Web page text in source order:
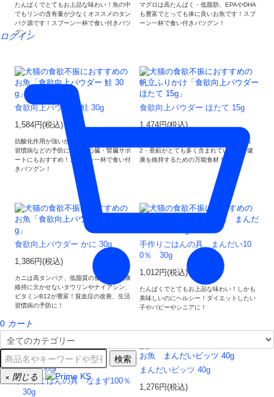
ログイン
0 カート
検索
× 閉じる
たんぱくでとてもお上品な味わい！魚の中
でもリンの含有量が少なくオススメのタン
パク源です！スプーン一杯で食い付きバツ
グン！
マグロは高たんぱく・低脂肪、EPAやDHA
も豊富でとっても体に良いお魚です！スプ
ーン一杯で食い付きバツグン！
食欲向上パウダー 鮭 30g
1,584円(税込)
抗酸化作用が強いから、老化・がん・生活
習慣病などの予防に最適！心臓・腎臓サポ
ートにもおすすめ！スプーン一杯で食い付
きバツグン！
食欲向上パウダー ほたて 15g
1,474円(税込)
北海道のホタテはタウリン・ビタミンB1
2・亜鉛がとても多く含まれています。健
康を維持するための万能食材！
食欲向上パウダー かに 30g
1,386円(税込)
カニは高タンパク、低脂質の食材で、健康
維持に欠かせないタウリンやナイアシン、
ビタミンB12が豊富！貧血症の改善、生活
習慣病の予防に！
手作りごはんの具 まんだい10
0％ 30g
1,012円(税込)
たんぱくでとてもお上品な味わい！しかも
美味しいのにヘルシー！ダイエットしたい
子やパピーやシニアに！
手作りごはんの具 なまず100％
30g
まんだいビッツ 40g
1,276円(税込)